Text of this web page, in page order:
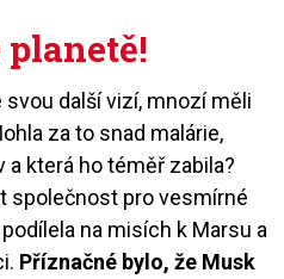
další vizí, mnozí měli
za to snad malárie,
a která ho téměř zabila?
společnost pro vesmírné
na misích k Marsu a
Příznačné bylo, že Musk